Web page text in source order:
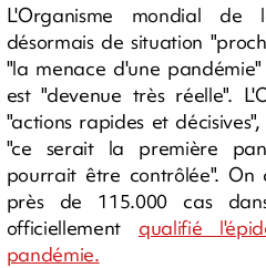
L'Organisme mondial
désormais de situation
"la menace d'une
est "devenue très réelle".
"actions rapides et
"ce serait la première
pourrait être contrôlée".
près de 115.000 cas
officiellement qualifié
pandémie.